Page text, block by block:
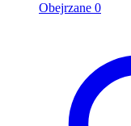
Obejrzane 0